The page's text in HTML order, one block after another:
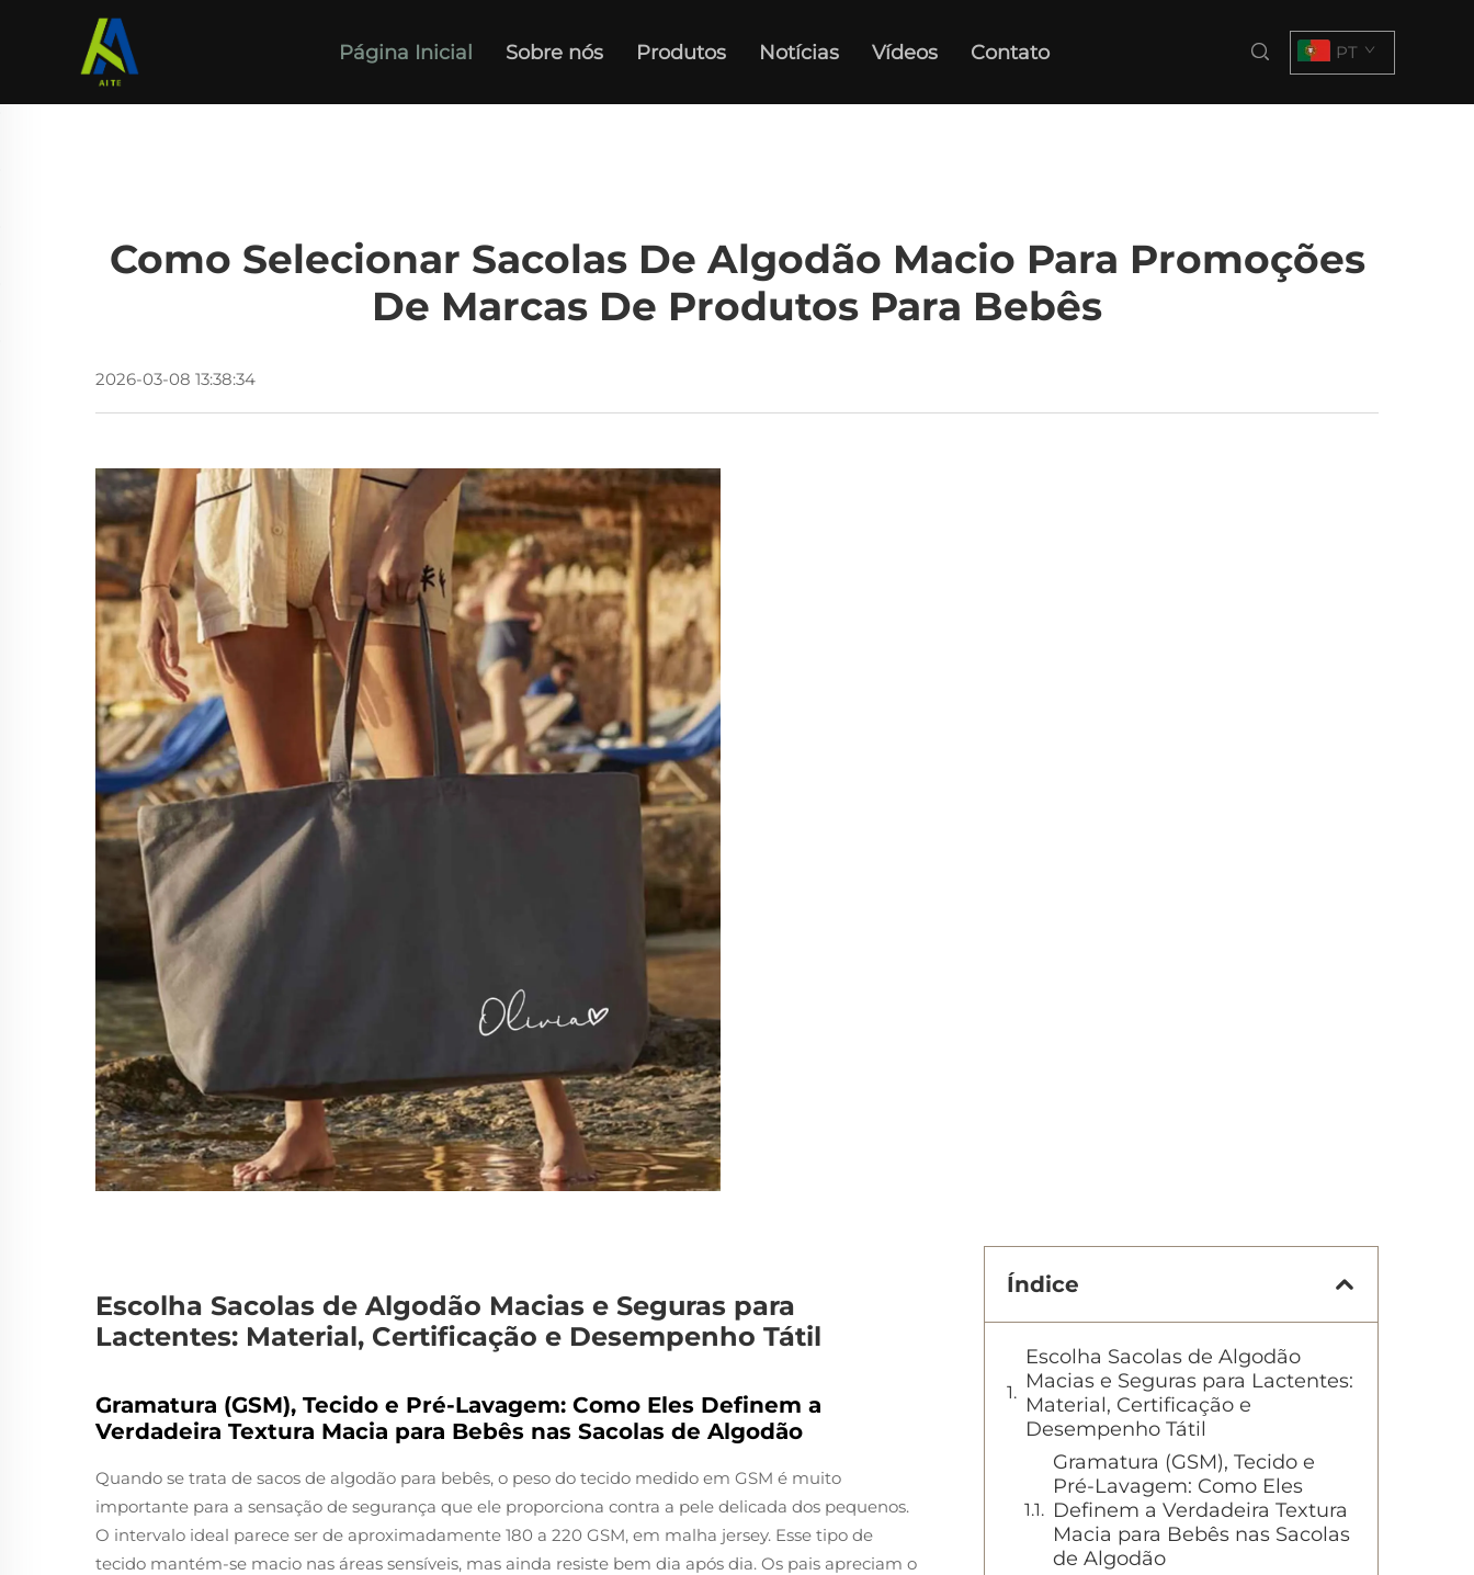
Página Inicial Sobre nós Produtos Notícias Vídeos Contato PT
Como Selecionar Sacolas De Algodão Macio Para Promoções
De Marcas De Produtos Para Bebês
2026-03-08 13:38:34
Escolha Sacolas de Algodão Macias e Seguras para
Lactentes: Material, Certificação e Desempenho Tátil
Gramatura (GSM), Tecido e Pré-Lavagem: Como Eles Definem a
Verdadeira Textura Macia para Bebês nas Sacolas de Algodão
Quando se trata de sacos de algodão para bebês, o peso do tecido medido em GSM é muito
importante para a sensação de segurança que ele proporciona contra a pele delicada dos pequenos.
O intervalo ideal parece ser de aproximadamente 180 a 220 GSM, em malha jersey. Esse tipo de
tecido mantém-se macio nas áreas sensíveis, mas ainda resiste bem dia após dia. Os pais apreciam o
Índice
Escolha Sacolas de Algodão
Macias e Seguras para Lactentes:
Material, Certificação e
Desempenho Tátil
Gramatura (GSM), Tecido e
Pré-Lavagem: Como Eles
Definem a Verdadeira Textura
Macia para Bebês nas Sacolas
de Algodão